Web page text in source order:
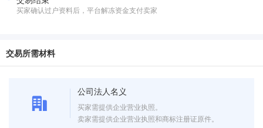
买家确认过户资料后，平台解冻资金支付卖家
交易所需材料
公司法人名义
买家需提供企业营业执照。
卖家需提供企业营业执照和商标注册证原件。